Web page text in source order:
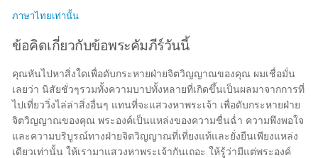
ภาษาไทยเท่านั้น
ข้อคิดเกี่ยวกับข้อพระคัมภีร์วันนี้
คุณหันไปหาสิ่งใดเพื่อดับกระหายฝ่ายจิตวิญญาณของคุณ ผมเชื่อมั่น
เลยว่า นิสัยชั่วๆรวมทั้งความบาปทั้งหลายที่เกิดขึ้นเป็นผลมาจากการที่
ไปเที่ยววิ่งไล่ล่าสิ่งอื่นๆ แทนที่จะแสวงหาพระเจ้า เพื่อดับกระหายฝ่าย
จิตวิญญาณของคุณ พระองค์เป็นแหล่งของความชื่นฉ่ำ ความพึงพอใจ
และความบริบูรณ์ทางฝ่ายจิตวิญญาณที่เที่ยงแท้และยั่งยืนเพียงแหล่ง
เดียวเท่านั้น ให้เรามาแสวงหาพระเจ้ากันเถอะ ให้รู้ว่ามีแต่พระองค์